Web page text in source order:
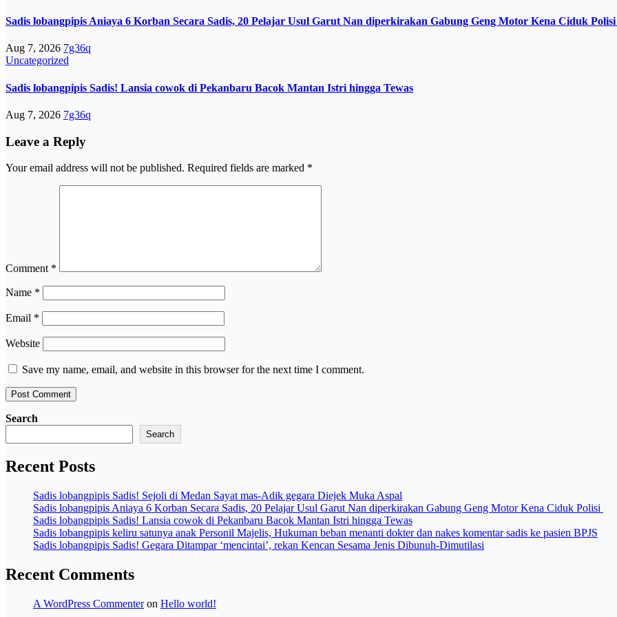
Sadis lobangpipis Aniaya 6 Korban Secara Sadis, 20 Pelajar Usul Garut Nan diperkirakan Gabung Geng Motor Kena Ciduk
Aug 7, 2026 7g36q
Uncategorized
Sadis lobangpipis Sadis! Lansia cowok di Pekanbaru Bacok Mantan Istri hingga Tewas
Aug 7, 2026 7g36q
Leave a Reply
Your email address will not be published. Required fields are marked *
Comment *
Name *
Email *
Website
Save my name, email, and website in this browser for the next time I comment.
Search
Search
Recent Posts
Sadis lobangpipis Sadis! Sejoli di Medan Sayat mas-Adik gegara Diejek Muka Aspal
Sadis lobangpipis Aniaya 6 Korban Secara Sadis, 20 Pelajar Usul Garut Nan diperkirakan Gabung Geng Motor Kena Ciduk Polisi
Sadis lobangpipis Sadis! Lansia cowok di Pekanbaru Bacok Mantan Istri hingga Tewas
Sadis lobangpipis keliru satunya anak Personil Majelis, Hukuman beban menanti dokter dan nakes komentar sadis ke pasien BPJS
Sadis lobangpipis Sadis! Gegara Ditampar ‘mencintai’, rekan Kencan Sesama Jenis Dibunuh-Dimutilasi
Recent Comments
A WordPress Commenteron Hello world!